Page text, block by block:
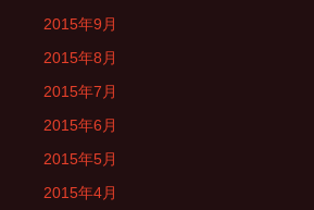
2015年9月
2015年8月
2015年7月
2015年6月
2015年5月
2015年4月